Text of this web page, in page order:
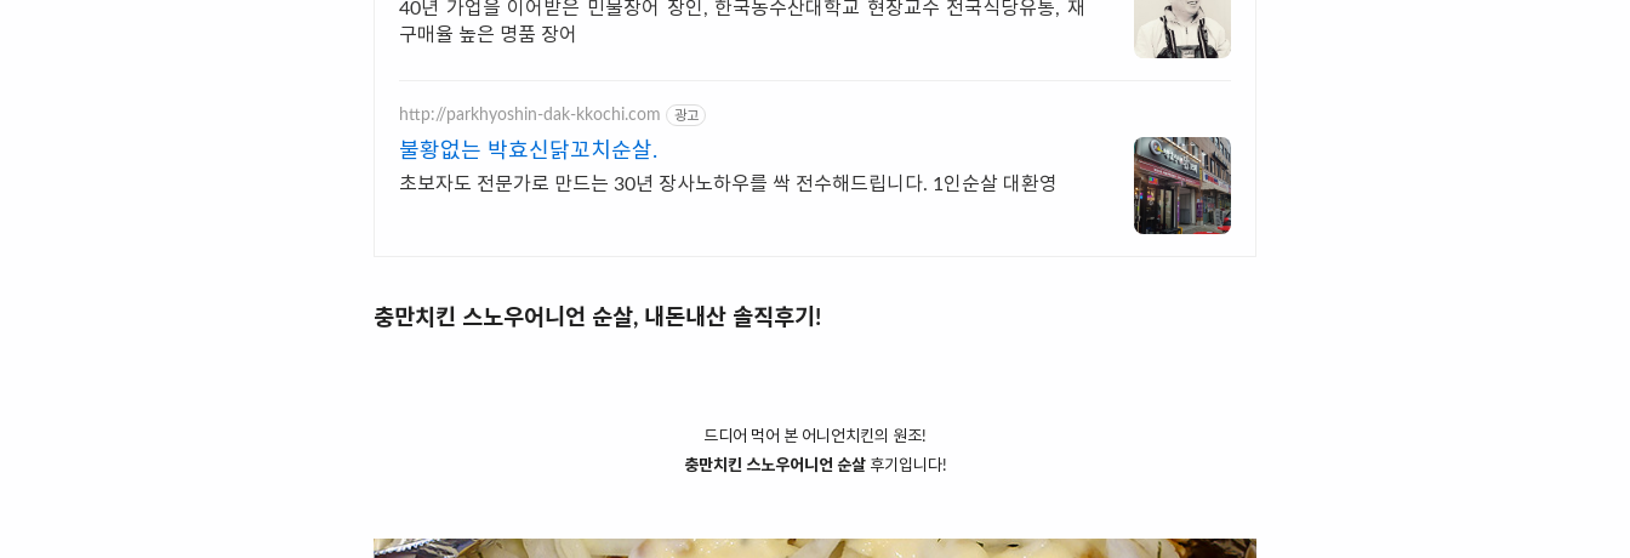
40년 가업을 이어받은 민물장어 장인, 한국농수산대학교 현장교수 전국식당유통, 재
구매율 높은 명품 장어
http://parkhyoshin-dak-kkochi.com 광고
불황없는 박효신닭꼬치순살.
초보자도 전문가로 만드는 30년 장사노하우를 싹 전수해드립니다. 1인순살 대환영
충만치킨 스노우어니언 순살, 내돈내산 솔직후기!
드디어 먹어 본 어니언치킨의 원조!
충만치킨 스노우어니언 순살후기입니다!